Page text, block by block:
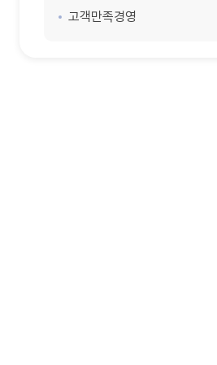
고객만족경영